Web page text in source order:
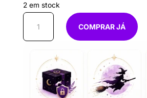
2 em stock
Quantidade
COMPRAR JÁ